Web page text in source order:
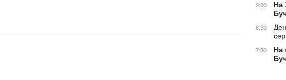
9:30
На
8:30
7:30
На